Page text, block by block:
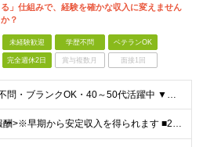
る」仕組みで、経験を確かな収入に変えません
か？
未経験歓迎 学歴不問 ベテランOK
完全週休2日 賞与複数月 面接1回
★学歴不問・ブランクOK・40～50代活躍中 ▼以下いずれかのご経験をお持ちの方 ■金融業界（保険会社や銀行、証券会社、信用金庫など）での就業経験 ■何かしらの営業経験をお持ちの方 ※ブランクのある方
<平均報酬>※早期から安定収入を得られます ■2年目～：888万円 ■3年目～：960万円 ■4年目～：1028万円 ★成果連動型報酬（営業成績に応じて支給/45時間分固定残業代含む/超過分は別途支